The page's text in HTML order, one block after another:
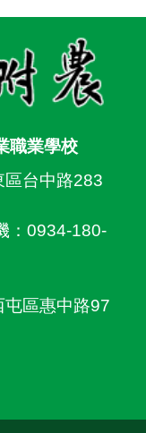
職業學校
台中路283
：0934-180-
區惠中路97